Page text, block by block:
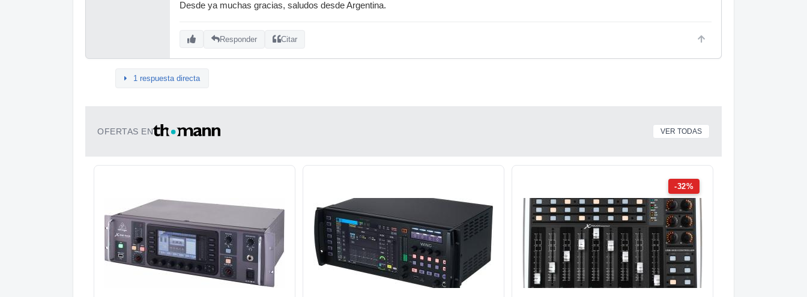
Desde ya muchas gracias, saludos desde Argentina.
Responder Citar
1 respuesta directa
OFERTAS EN VER TODAS
-32%